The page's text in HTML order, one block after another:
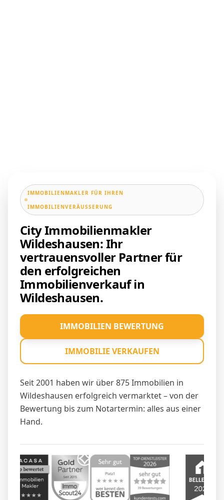
IMMOBILIENMAKLER FÜR IHREN
IMMOBILIENVERÄUSSERUNG
City Immobilienmakler
Wildeshausen: Ihr
vertrauensvoller Partner für
den erfolgreichen
Immobilienverkauf in
Wildeshausen.
Seit 2001 haben wir über 875 Immobilien in
Wildeshausen erfolgreich vermarktet – von der
Bewertung bis zum Notartermin: alles aus einer
Hand.
IMMOBILIEN BEWERTUNG
IMMOBILIE VERKAUFEN